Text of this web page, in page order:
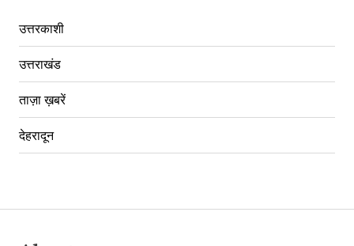
उत्तरकाशी
उत्तराखंड
ताज़ा ख़बरें
देहरादून